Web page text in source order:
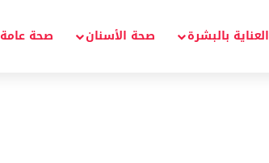
العناية بالبشرة صحة الأسنان صحة عامة